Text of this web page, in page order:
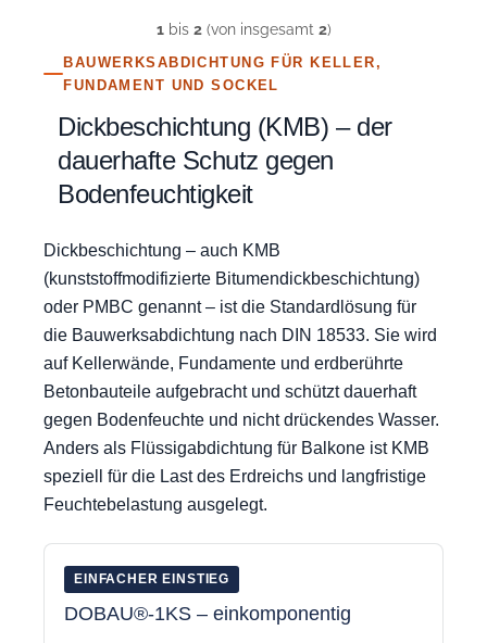
1bis 2(von insgesamt 2)
BAUWERKSABDICHTUNG FÜR KELLER,
FUNDAMENT UND SOCKEL
Dickbeschichtung (KMB) – der
dauerhafte Schutz gegen
Bodenfeuchtigkeit
Dickbeschichtung – auch KMB
(kunststoffmodifizierte Bitumendickbeschichtung)
oder PMBC genannt – ist die Standardlösung für
die Bauwerksabdichtung nach DIN 18533. Sie wird
auf Kellerwände, Fundamente und erdberührte
Betonbauteile aufgebracht und schützt dauerhaft
gegen Bodenfeuchte und nicht drückendes Wasser.
Anders als Flüssigabdichtung für Balkone ist KMB
speziell für die Last des Erdreichs und langfristige
Feuchtebelastung ausgelegt.
EINFACHER EINSTIEG
DOBAU®-1KS – einkomponentig